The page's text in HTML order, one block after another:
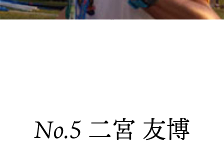
TOP
No.5 二宮 友博